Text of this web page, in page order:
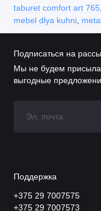
taburet comfort art 765,
mebel dlya kuhni,
Подписаться на
Мы не будем
выгодные
Поддержка
+375 29 7007575
+375 29 7007573